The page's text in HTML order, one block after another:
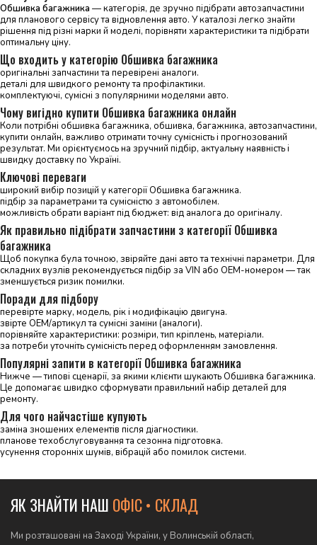
Обшивка багажника — категорія, де зручно підібрати автозапчастини
для планового сервісу та відновлення авто. У каталозі легко знайти
рішення під різні марки й моделі, порівняти характеристики та підібрати
оптимальну ціну.
Що входить у категорію Обшивка багажника
оригінальні запчастини та перевірені аналоги.
деталі для швидкого ремонту та профілактики.
комплектуючі, сумісні з популярними моделями авто.
Чому вигідно купити Обшивка багажника онлайн
Коли потрібні обшивка багажника, обшивка, багажника, автозапчастини,
купити онлайн, важливо отримати точну сумісність і прогнозований
результат. Ми орієнтуємось на зручний підбір, актуальну наявність і
швидку доставку по Україні.
Ключові переваги
широкий вибір позицій у категорії Обшивка багажника.
підбір за параметрами та сумісністю з автомобілем.
можливість обрати варіант під бюджет: від аналога до оригіналу.
Як правильно підібрати запчастини з категорії Обшивка
багажника
Щоб покупка була точною, звіряйте дані авто та технічні параметри. Для
складних вузлів рекомендується підбір за VIN або OEM-номером — так
зменшується ризик помилки.
Поради для підбору
перевірте марку, модель, рік і модифікацію двигуна.
звірте OEM/артикул та сумісні заміни (аналоги).
порівняйте характеристики: розміри, тип кріплень, матеріали.
за потреби уточніть сумісність перед оформленням замовлення.
Популярні запити в категорії Обшивка багажника
Нижче — типові сценарії, за якими клієнти шукають Обшивка багажника.
Це допомагає швидко сформувати правильний набір деталей для
ремонту.
Для чого найчастіше купують
заміна зношених елементів після діагностики.
планове техобслуговування та сезонна підготовка.
усунення сторонніх шумів, вібрацій або помилок системи.
ЯК ЗНАЙТИ НАШ ОФІС • СКЛАД
Ми розташовані на Заході України, у Волинській області,